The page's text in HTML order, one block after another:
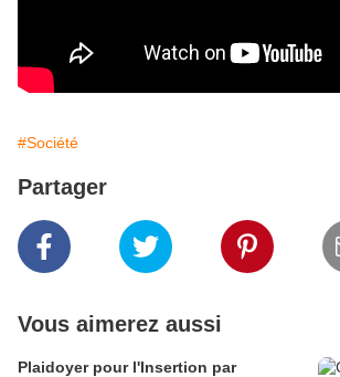
#Société
Partager
Vous aimerez aussi
Plaidoyer pour l'Insertion par